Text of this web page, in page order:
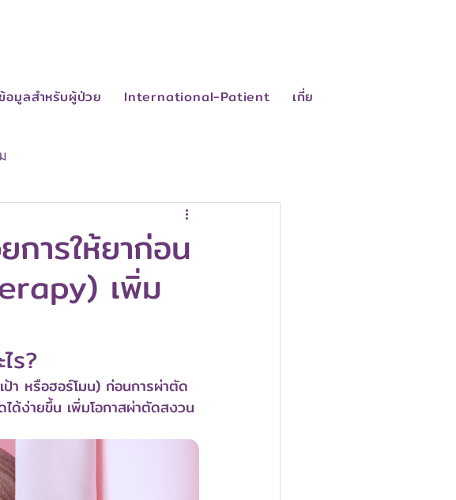
อมูลสำหรับผู้ป่วย International-Patient เกี่ยวกับเรา
การให้ยาก่อน
เพิ่ม
ร?
ป้า หรือฮอร์โมน) ก่อนการผ่าตัด
ด้ง่ายขึ้น เพิ่มโอกาสผ่าตัดสงวน